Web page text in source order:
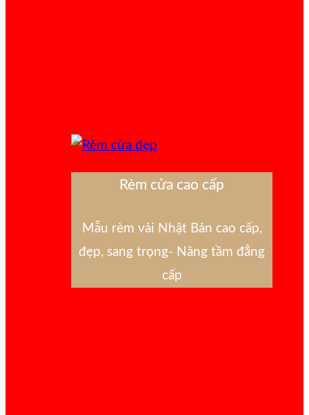
Rèm cửa cao cấp
Mẫu rèm vải Nhật Bản cao cấp,
đẹp, sang trọng- Nâng tầm đẳng
cấp